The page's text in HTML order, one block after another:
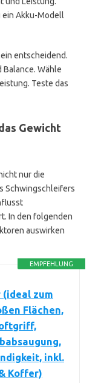
ein Akku-Modell
entscheidend.
Wähle
Teste das
Gewicht
nur die
Schwingschleifers
In den folgenden
auswirken
EMPFEHLUNG
zum
Flächen,
inkl.
Koffer)